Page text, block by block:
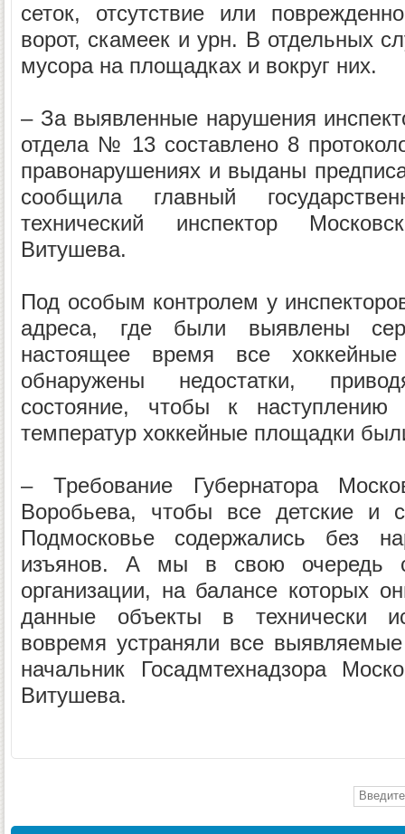
сеток, отсутствие или
ворот, скамеек и урн. В отдельных
мусора на площадках и вокруг них.
– За выявленные нарушения
отдела № 13 составлено 8
правонарушениях и выданы
сообщила главный
технический инспектор
Витушева.
Под особым контролем у
адреса, где были выявлены
настоящее время все
обнаружены недостатки,
состояние, чтобы к наступлению
температур хоккейные площадки
– Требование Губернатора
Воробьева, чтобы все детские и
Подмосковье содержались без
изъянов. А мы в свою очередь
организации, на балансе которых
данные объекты в технически
вовремя устраняли все
начальник Госадмтехнадзора
Витушева.